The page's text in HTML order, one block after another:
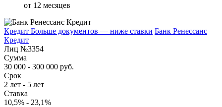
от 12 месяцев
Кредит Больше документов — ниже ставки Банк Ренессанс
Кредит
Лиц №3354
Сумма
30 000 - 300 000 руб.
Срок
2 лет - 5 лет
Ставка
10,5% - 23,1%